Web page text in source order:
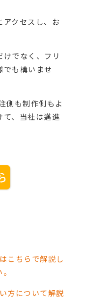
アクセスし、お
でなく、フリ
でも構いませ
側も制作側もよ
て、当社は邁進
こちらで解説し
方について解説